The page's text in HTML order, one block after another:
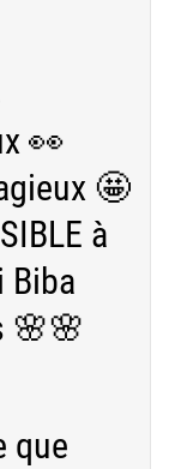
👀
🤩
à
Biba
🌸🌸
que